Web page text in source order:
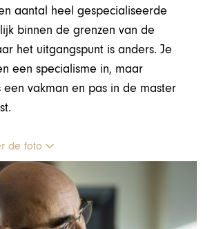
aantal heel gespecialiseerde
binnen de grenzen van de
het uitgangspunt is anders. Je
een specialisme in, maar
vakman en pas in de master
de foto